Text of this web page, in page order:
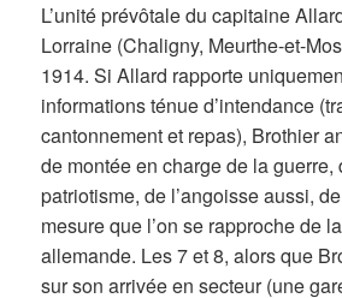
L’unité prévôtale du capitaine
Lorraine (Chaligny, Meurthe-et-
1914. Si Allard rapporte
informations ténue d’intendance
cantonnement et repas), Brothier
de montée en charge de la guerre,
patriotisme, de l’angoisse aussi,
mesure que l’on se rapproche de
allemande. Les 7 et 8, alors que
sur son arrivée en secteur (une